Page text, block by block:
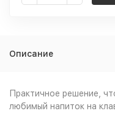
Описание
Практичное решение,
любимый напиток на